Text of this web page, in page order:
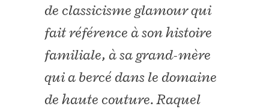
de classicisme glamour qui
fait référence à son histoire
familiale, à sa grand-mère
qui a bercé dans le domaine
de haute couture. Raquel